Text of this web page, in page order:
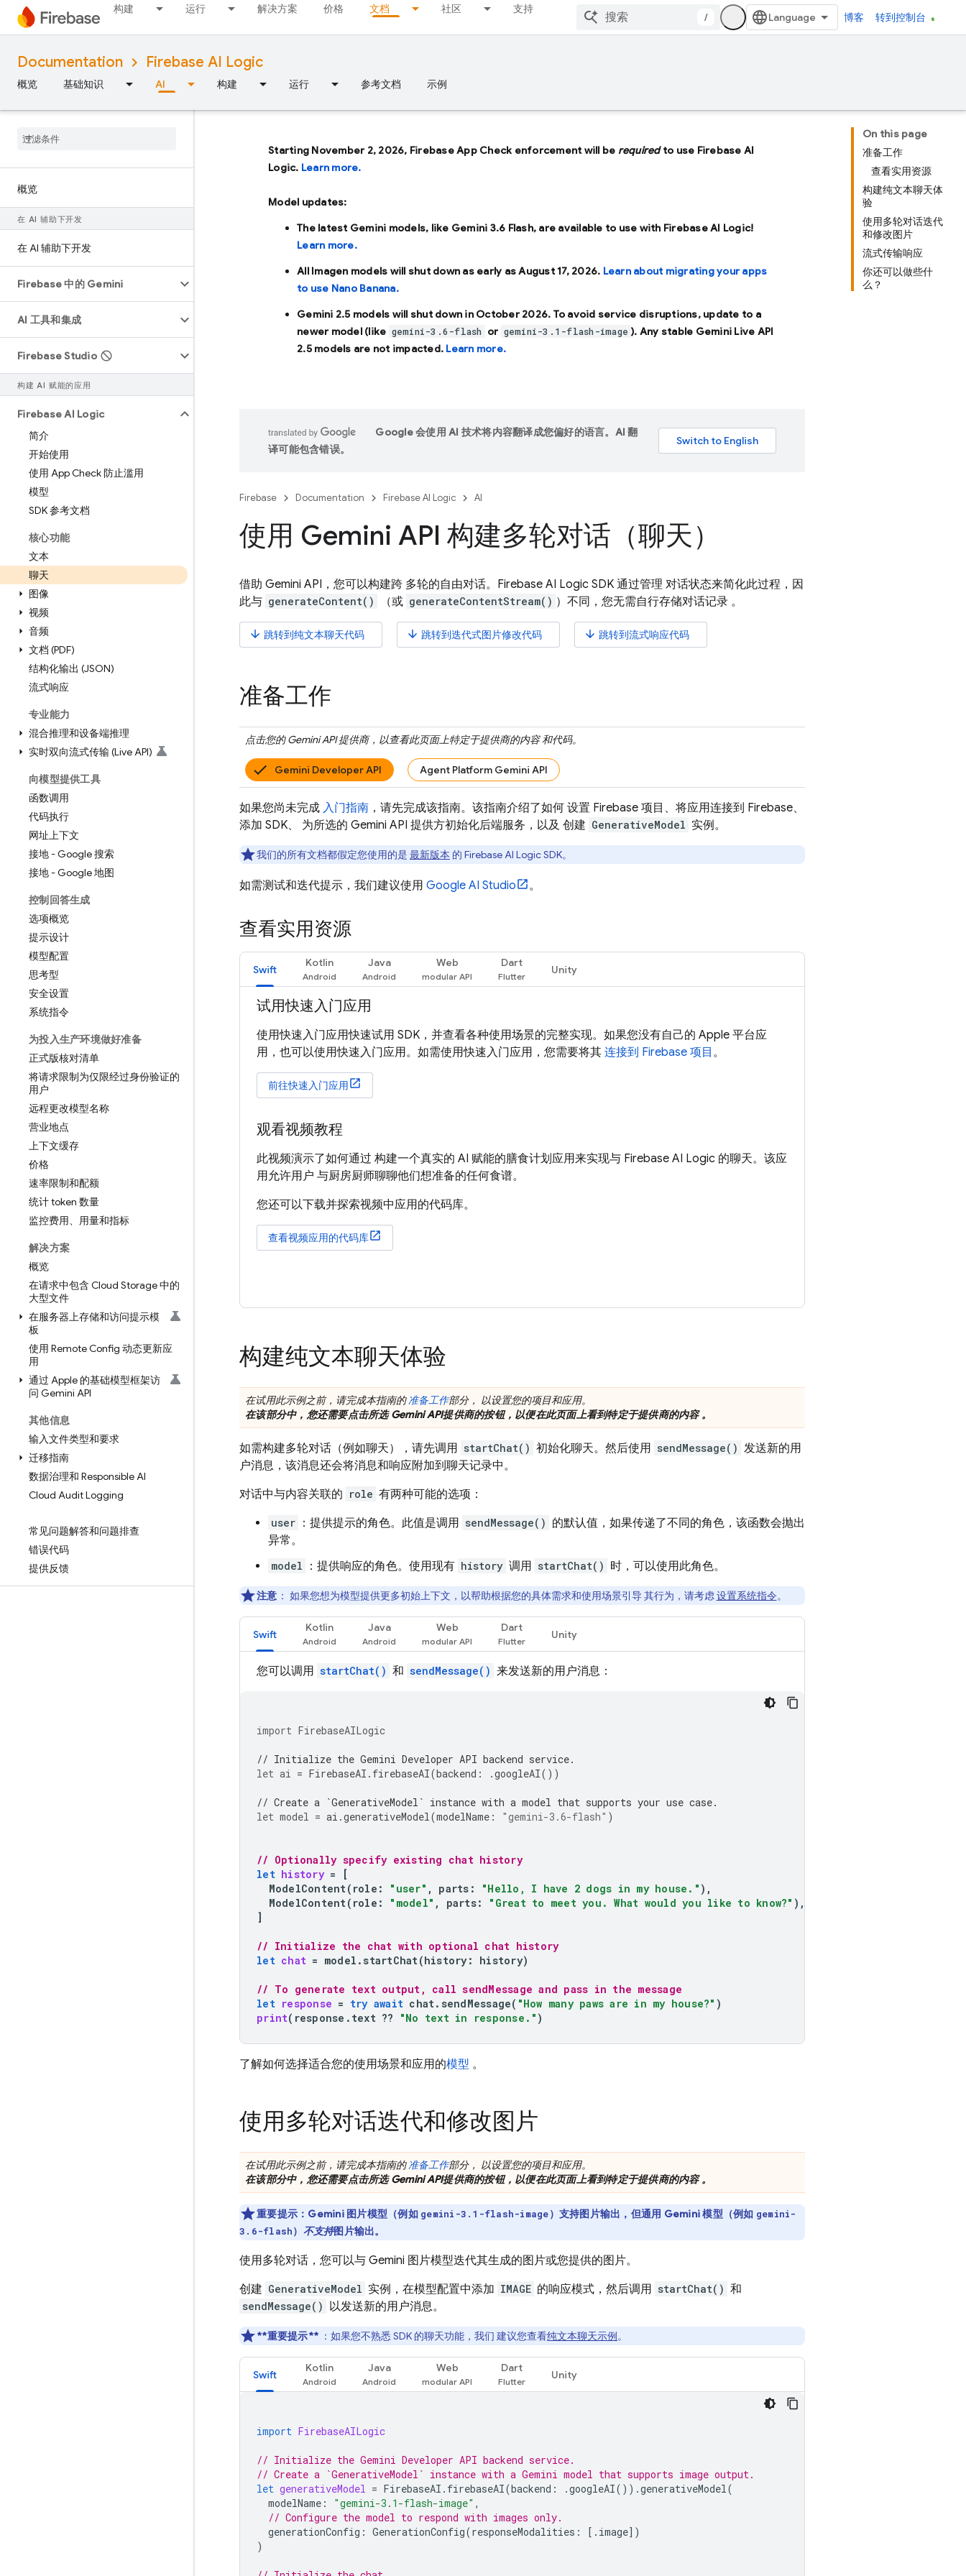
构建 运行 解决方案 价格 文档 社区 支持
/ 博客 转到控制台
Documentation Firebase AI Logic
概览 基础知识 AI 构建 运行 参考文档 示例
概览
在 AI 辅助下开发
在 AI 辅助下开发
Firebase 中的 Gemini
AI 工具和集成
Firebase Studio
构建 AI 赋能的应用
Firebase AI Logic
简介
开始使用
使用 App Check 防止滥用
模型
SDK 参考文档
核心功能
文本
聊天
图像
视频
音频
文档 (PDF)
结构化输出 (JSON)
流式响应
专业能力
混合推理和设备端推理
实时双向流式传输 (Live API)
向模型提供工具
函数调用
代码执行
网址上下文
接地 - Google 搜索
接地 - Google 地图
控制回答生成
选项概览
提示设计
模型配置
思考型
安全设置
系统指令
为投入生产环境做好准备
正式版核对清单
将请求限制为仅限经过身份验证的
用户
远程更改模型名称
营业地点
上下文缓存
价格
速率限制和配额
统计 token 数量
监控费用、用量和指标
解决方案
概览
在请求中包含 Cloud Storage 中的
大型文件
在服务器上存储和访问提示模
板
使用 Remote Config 动态更新应
用
通过 Apple 的基础模型框架访
问 Gemini API
其他信息
输入文件类型和要求
迁移指南
数据治理和 Responsible AI
Cloud Audit Logging
常见问题解答和问题排查
错误代码
提供反馈
On this page
准备工作
查看实用资源
构建纯文本聊天体
验
使用多轮对话迭代
和修改图片
流式传输响应
你还可以做些什
么？
Starting November 2, 2026, Firebase App Check enforcement will be requiredto use Firebase AI
Logic. Learn more.
Model updates:
The latest Gemini models, like Gemini 3.6 Flash, are available to use with Firebase AI Logic!
Learn more.
All Imagen models will shut down as early asAugust 17, 2026. Learn about migrating your apps
to use Nano Banana.
Gemini 2.5 models will shut down in October 2026. To avoid service disruptions, update to a
newer model (like gemini-3.6-flash or gemini-3.1-flash-image ). Any stable Gemini Live API
2.5 models are not impacted. Learn more.
Google 会使用 AI 技术将内容翻译成您偏好的语言。AI 翻
译可能包含错误。
Firebase Documentation Firebase AI Logic AI
使用 Gemini API 构建多轮对话（聊天）
借助 Gemini API ，您可以构建跨 多轮的自由对话。 Firebase AI Logic SDK 通过管理 对话状态来简化此过程，因
此与 generateContent() （或 generateContentStream() ）不同，您无需自行存储对话记录 。
arrow_downward 跳转到纯文本聊天代码 arrow_downward 跳转到迭代式图片修改代码 arrow_downward 跳转到流式响应代码
准备工作
点击您的Gemini API提供商，以查看此页面上特定于提供商的内容 和代码。
Gemini Developer API Agent Platform Gemini API
如果您尚未完成 入门指南 ，请先完成该指南。该指南介绍了如何 设置 Firebase 项目、将应用连接到 Firebase、
添加 SDK、 为所选的 Gemini API 提供方初始化后端服务，以及 创建 GenerativeModel 实例。
我们的所有文档都假定您使用的是 最新版本 的 Firebase AI LogicSDK。
如需测试和迭代提示，我们建议使用 Google AI Studio 。
查看实用资源
Swift
Kotlin Java Web Dart
Unity
试用快速入门应用
使用快速入门应用快速试用 SDK，并查看各种使用场景的完整实现。如果您没有自己的 Apple 平台应
用，也可以使用快速入门应用。如需使用快速入门应用，您需要将其 连接到 Firebase 项目 。
前往快速入门应用
观看视频教程
此视频演示了如何通过 构建一个真实的 AI 赋能的膳食计划应用来实现与 Firebase AI Logic 的聊天。该应
用允许用户 与厨房厨师聊聊他们想准备的任何食谱。
您还可以下载并探索视频中应用的代码库。
查看视频应用的代码库
构建纯文本聊天体验
在试用此示例之前，请完成本指南的准备工作部分， 以设置您的项目和应用。
在该部分中，您还需要点击所选Gemini API提供商的按钮，以便在此页面上看到特定于提供商的内容 。
如需构建多轮对话（例如聊天），请先调用 startChat() 初始化聊天。然后使用 sendMessage() 发送新的用
户消息，该消息还会将消息和响应附加到聊天记录中。
对话中与内容关联的 role 有两种可能的选项：
user ：提供提示的角色。此值是调用 sendMessage() 的默认值，如果传递了不同的角色，该函数会抛出
异常。
model ：提供响应的角色。使用现有 history 调用 startChat() 时，可以使用此角色。
注意 ： 如果您想为模型提供更多初始上下文，以帮助根据您的具体需求和使用场景引导 其行为，请考虑设置系统指令。
Swift
Kotlin Java Web Dart
Unity
您可以调用 startChat() 和 sendMessage() 来发送新的用户消息：
import FirebaseAILogic
// Initialize the Gemini Developer API backend service.
let ai = FirebaseAI . firebaseAI(backend : .googleAI())
// Create a `GenerativeModel` instance with a model that supports your use case.
let model = ai .generativeModel(modelName : "gemini-3.6-flash" )
// Optionally specify existing chat history
let history =
[
ModelContent( role : "user" , parts : "Hello, I have 2 dogs in my house." ),
ModelContent( role : "model" , parts: "Great to meet you. What would you like to know?" ),
]
// Initialize the chat with optional chat history
let chat = model . startChat(history: history)
// To generate text output, call sendMessage and pass in the message
let response = try await chat. sendMessage( "How many paws are in my house?" )
print( response . text ?? "No text in response." )
了解如何选择适合您的使用场景和应用的模型 。
使用多轮对话迭代和修改图片
在试用此示例之前，请完成本指南的准备工作部分， 以设置您的项目和应用。
在该部分中，您还需要点击所选Gemini API提供商的按钮，以便在此页面上看到特定于提供商的内容 。
重要提示： Gemini图片模型（例如 gemini-3.1-flash-image）支持图片输出，但通用 Gemini模型（例如 gemini-
3.6-flash） 不支持图片输出。
使用多轮对话，您可以与 Gemini 图片模型迭代其生成的图片或您提供的图片。
创建 GenerativeModel 实例，在模型配置中添加 IMAGE 的响应模式，然后调用 startChat() 和
sendMessage() 以发送新的用户消息。
**重要提示** ：如果您不熟悉 SDK 的聊天功能，我们 建议您查看纯文本聊天示例。
Swift
Kotlin Java Web Dart
Unity
import FirebaseAILogic
// Initialize the Gemini Developer API backend service.
// Create a `GenerativeModel` instance with a Gemini model that supports image output.
let generativeModel = FirebaseAI . firebaseAI(backend : .googleAI()).generativeModel(
modelName : "gemini-3.1-flash-image" ,
// Configure the model to respond with images only.
generationConfig : GenerationConfig(responseModalities : [. image])
)